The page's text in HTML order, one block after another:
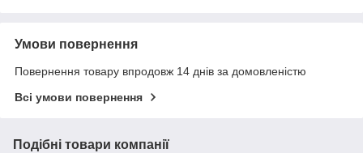
Умови повернення
Повернення товару впродовж 14 днів за домовленістю
Всі умови повернення
Подібні товари компанії